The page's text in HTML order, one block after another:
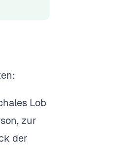
Lob
zur
der